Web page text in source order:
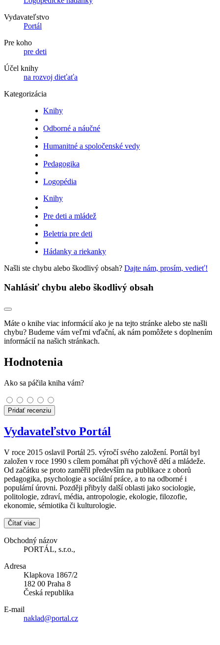
Vydavateľstvo
Portál
Pre koho
pre deti
Účel knihy
na rozvoj dieťaťa
Kategorizácia
Knihy
Odborné a náučné
Humanitné a spoločenské vedy
Pedagogika
Logopédia
Knihy
Pre deti a mládež
Beletria pre deti
Hádanky a riekanky
Našli ste chybu alebo škodlivý obsah? Dajte nám, prosím, vedieť!
Nahlásiť chybu alebo škodlivý obsah
Máte o knihe viac informácií ako je na tejto stránke alebo ste našli
chybu? Budeme vám veľmi vďační, ak nám pomôžete s doplnením
informácií na našich stránkach.
Hodnotenia
Ako sa páčila kniha vám?
Pridať recenziu
Vydavateľstvo Portál
V roce 2015 oslavil Portál 25. výročí svého založení. Portál byl
založen v roce 1990 s cílem pomáhat při výchově dětí a mládeže.
Od začátku se proto zaměřil především na publikace z oborů
pedagogika, psychologie a sociální práce, a to na odborné i
populární úrovni. Později přibyly další oblasti jako sociologie,
politologie, zdraví, média, antropologie, ekologie, filozofie,
ekonomie, sémiotika či kulturologie.
Čítať viac
Obchodný názov
PORTÁL, s.r.o.,
Adresa
Klapkova 1867/2
182 00 Praha 8
Česká republika
E-mail
naklad@portal.cz